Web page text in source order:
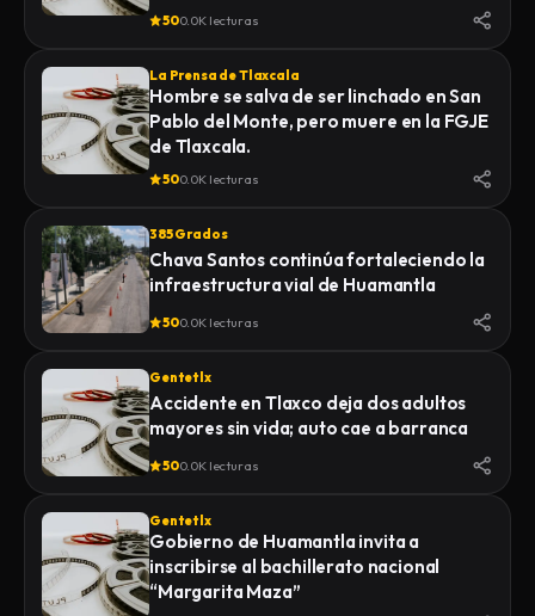
500.0K lecturas
La Prensa de Tlaxcala
Hombre se salva de ser linchado en San
Pablo del Monte, pero muere en la FGJE
de Tlaxcala.
500.0K lecturas
385 Grados
Chava Santos continúa fortaleciendo la
infraestructura vial de Huamantla
500.0K lecturas
Gentetlx
Accidente en Tlaxco deja dos adultos
mayores sin vida; auto cae a barranca
500.0K lecturas
Gentetlx
Gobierno de Huamantla invita a
inscribirse al bachillerato nacional
“Margarita Maza”